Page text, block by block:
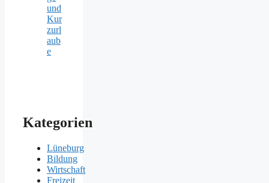
und
Kur
zurl
aub
e
Kategorien
Lüneburg
Bildung
Wirtschaft
Freizeit